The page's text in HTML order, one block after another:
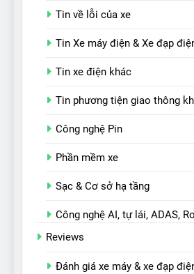
Tin về lỗi của xe
Tin Xe máy điện & Xe đạp
Tin xe điện khác
Tin phương tiện giao thông
Công nghệ Pin
Phần mềm xe
Sạc & Cơ sở hạ tầng
Công nghệ AI, tự lái, ADAS,
Reviews
Đánh giá xe máy & xe đạp